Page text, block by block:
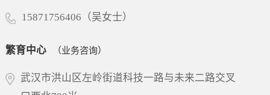
15871756406（吴女士）
繁育中心 （业务咨询）
武汉市洪山区左岭街道科技一路与未来二路交叉